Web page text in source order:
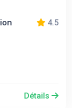
4.5
Détails